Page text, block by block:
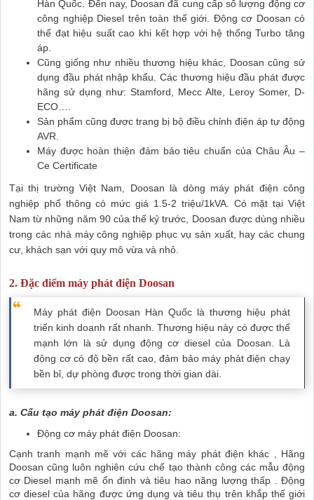
Hàn Quốc. Đến nay, Doosan đã cung cấp số lượng động cơ
công nghiệp Diesel trên toàn thế giới. Động cơ Doosan có
thể đạt hiệu suất cao khi kết hợp với hệ thống Turbo tăng
áp.
Cũng giống như nhiều thương hiệu khác, Doosan cũng sử
dụng đầu phát nhập khẩu. Các thương hiệu đầu phát được
hãng sử dụng như: Stamford, Mecc Alte, Leroy Somer, D-
ECO….
Sản phẩm cũng được trang bị bộ điều chỉnh điện áp tự động
AVR.
Máy được hoàn thiện đảm bảo tiêu chuẩn của Châu Âu –
Ce Certificate
Tại thị trường Việt Nam, Doosan là dòng máy phát điện công
nghiệp phổ thông có mức giá 1.5-2 triệu/1kVA. Có mặt tại Việt
Nam từ những năm 90 của thế kỷ trước, Doosan được dùng nhiều
trong các nhà máy công nghiệp phục vụ sản xuất, hay các chung
cư, khách sạn với quy mô vừa và nhỏ.
2. Đặc điểm máy phát điện Doosan
Máy phát điện Doosan Hàn Quốc là thương hiệu phát
triển kinh doanh rất nhanh. Thương hiệu này có được thế
mạnh lớn là sử dụng động cơ diesel của Doosan. Là
động cơ có độ bền rất cao, đảm bảo máy phát điện chạy
bền bỉ, dự phòng được trong thời gian dài.
a. Cấu tạo máy phát điện Doosan:
Động cơ máy phát điện Doosan:
Cạnh tranh mạnh mẽ với các hãng máy phát điện khác , Hãng
Doosan cũng luôn nghiên cứu chế tạo thành công các mẫu động
cơ Diesel mạnh mẽ ổn đinh và tiêu hao năng lượng thấp . Động
cơ diesel của hãng được ứng dụng và tiêu thụ trên khắp thế giới